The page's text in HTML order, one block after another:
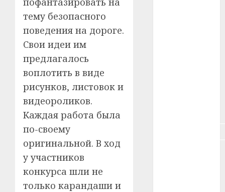
тему безопасного
поведения на дороге.
Свои идеи им
предлагалось
воплотить в виде
рисунков, листовок и
видеороликов.
Каждая работа была
по-своему
оригинальной. В ход
у участников
конкурса шли не
только карандаши и